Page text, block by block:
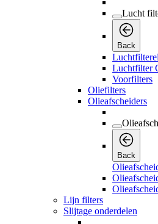
Lucht
Back
Luchtfilter
Voorfilters
Oliefilters
Olieafscheiders
Back
Lijn filters
Slijtage onderdelen